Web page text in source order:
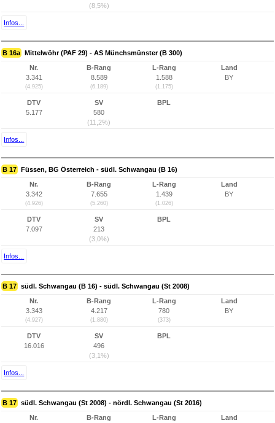
(8,5%)
Infos...
B 16a Mittelwöhr (PAF 29) - AS Münchsmünster (B 300)
Nr.
3.341
(4.925)
B-Rang
8.589
(6.189)
L-Rang
1.588
(1.175)
Land
BY
DTV
5.177
SV
580
(11,2%)
BPL
Infos...
B 17 Füssen, BG Österreich - südl. Schwangau (B 16)
Nr.
3.342
(4.926)
B-Rang
7.655
(5.260)
L-Rang
1.439
(1.026)
Land
BY
DTV
7.097
SV
213
(3,0%)
BPL
Infos...
B 17 südl. Schwangau (B 16) - südl. Schwangau (St 2008)
Nr.
3.343
(4.927)
B-Rang
4.217
(1.880)
L-Rang
780
(373)
Land
BY
DTV
16.016
SV
496
(3,1%)
BPL
Infos...
B 17 südl. Schwangau (St 2008) - nördl. Schwangau (St 2016)
Nr.
B-Rang
L-Rang
Land